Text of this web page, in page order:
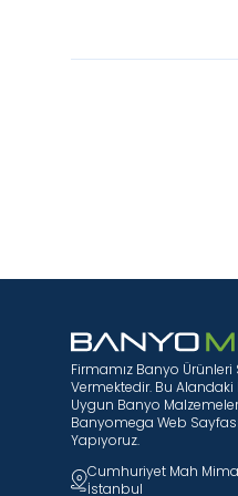
Firmamız Banyo Ürünleri
Vermektedir. Bu Alandaki
Uygun Banyo
Banyomega Web
Yapıyoruz.
Cumhuriyet Mah
İstanbul